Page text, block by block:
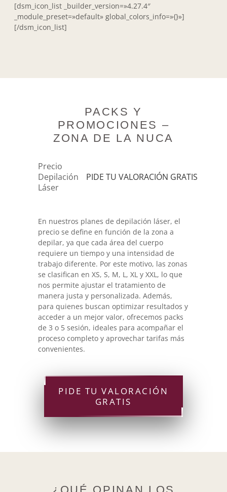
[dsm_icon_list _builder_version=»4.27.4″
_module_preset=»default» global_colors_info=»{}»]
[/dsm_icon_list]
PACKS Y
PROMOCIONES –
ZONA DE LA NUCA
Precio
Depilación
Láser
PIDE TU VALORACIÓN GRATIS
En nuestros planes de depilación láser, el
precio se define en función de la zona a
depilar, ya que cada área del cuerpo
requiere un tiempo y una intensidad de
trabajo diferente. Por este motivo, las zonas
se clasifican en XS, S, M, L, XL y XXL, lo que
nos permite ajustar el tratamiento de
manera justa y personalizada. Además,
para quienes buscan optimizar resultados y
acceder a un mejor valor, ofrecemos packs
de 3 o 5 sesión, ideales para acompañar el
proceso completo y aprovechar tarifas más
convenientes.
PIDE TU VALORACIÓN
GRATIS